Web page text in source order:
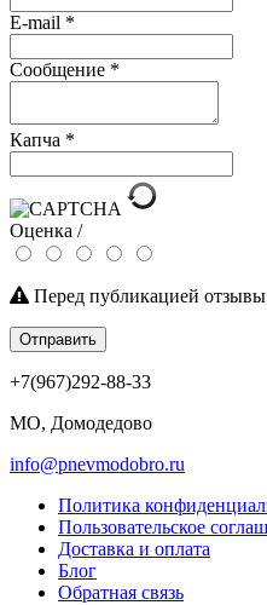
E-mail *
Сообщение *
Капча *
Оценка /
Перед публикацией
Отправить
+7(967)292-88-33
МО, Домодедово
info@pnevmodobro.ru
Политика
Пользовательское
Доставка и оплата
Блог
Обратная связь